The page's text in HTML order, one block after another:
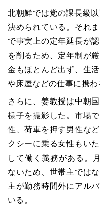
北朝鮮では党の課長級
決められている。それ
で事実上の定年延長が
を削るため、定年制が
金もほとんど出ず、生
や床屋などの仕事に携わ
さらに、姜教授は中朝
様子を撮影した。市場
性、荷車を押す男性な
クシーに乗る女性もい
して働く義務がある。
ないため、世帯主では
主が勤務時間外にアル
いる。